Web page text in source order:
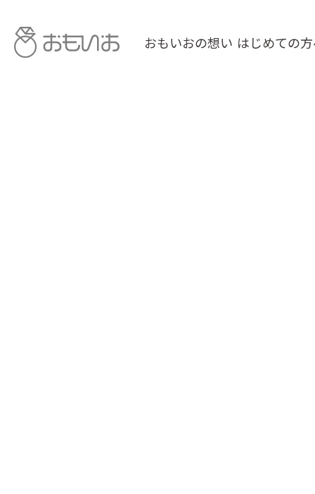
おもいおの想い はじめての